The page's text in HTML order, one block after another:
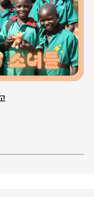
식탁' 결과보고